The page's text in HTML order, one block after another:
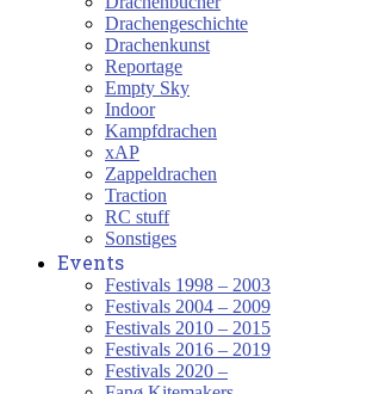
Drachengeschichte
Drachenkunst
Reportage
Empty Sky
Indoor
Kampfdrachen
xAP
Zappeldrachen
Traction
RC stuff
Sonstiges
Events
Festivals 1998 – 2003
Festivals 2004 – 2009
Festivals 2010 – 2015
Festivals 2016 – 2019
Festivals 2020 –